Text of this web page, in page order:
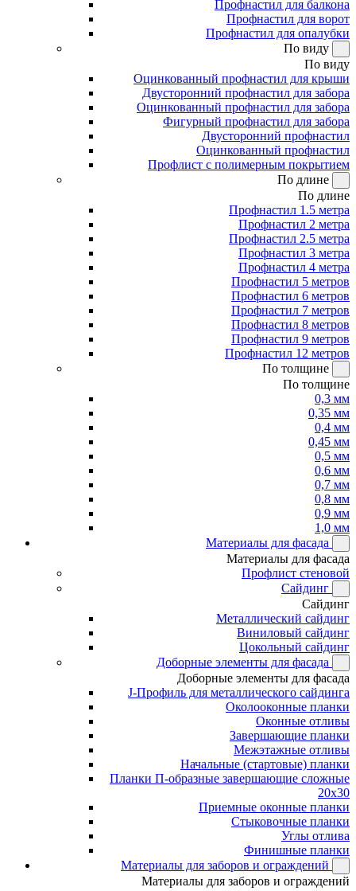
Профнастил для балкона
Профнастил для ворот
Профнастил для опалубки
По виду
По виду
Оцинкованный профнастил для крыши
Двусторонний профнастил для забора
Оцинкованный профнастил для забора
Фигурный профнастил для забора
Двусторонний профнастил
Оцинкованный профнастил
Профлист с полимерным покрытием
По длине
По длине
Профнастил 1.5 метра
Профнастил 2 метра
Профнастил 2.5 метра
Профнастил 3 метра
Профнастил 4 метра
Профнастил 5 метров
Профнастил 6 метров
Профнастил 7 метров
Профнастил 8 метров
Профнастил 9 метров
Профнастил 12 метров
По толщине
По толщине
0,3 мм
0,35 мм
0,4 мм
0,45 мм
0,5 мм
0,6 мм
0,7 мм
0,8 мм
0,9 мм
1,0 мм
Материалы для фасада
Материалы для фасада
Профлист стеновой
Сайдинг
Сайдинг
Металлический сайдинг
Виниловый сайдинг
Цокольный сайдинг
Доборные элементы для фасада
Доборные элементы для фасада
J-Профиль для металлического сайдинга
Околооконные планки
Оконные отливы
Завершающие планки
Межэтажные отливы
Начальные (стартовые) планки
Планки П-образные завершающие сложные
20x30
Приемные оконные планки
Стыковочные планки
Углы отлива
Финишные планки
Материалы для заборов и ограждений
Материалы для заборов и ограждений